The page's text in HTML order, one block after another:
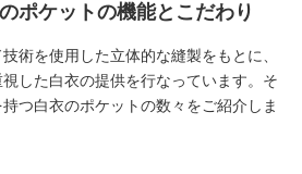
ポケットの機能とこだわり
術を使用した立体的な縫製をもとに、
した白衣の提供を行なっています。そ
つ白衣のポケットの数々をご紹介しま